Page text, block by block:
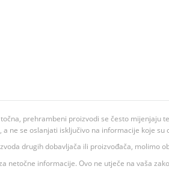
prehrambeni proizvodi se često
ne se oslanjati isključivo na informacije koje su
drugih dobavljača ili proizvođača, molimo
netočne informacije. Ovo ne utječe na vaša